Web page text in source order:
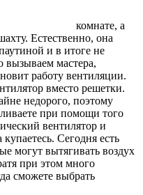
комнате, а
Естественно, она
и в итоге не
вызываем мастера,
работу вентиляции.
вместо решетки.
недорого, поэтому
при помощи того
вентилятор и
Сегодня есть
могут вытягивать воздух
при этом много
сможете выбрать